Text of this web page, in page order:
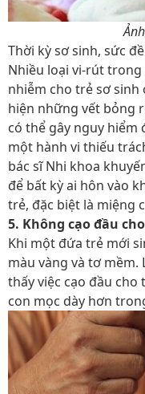
Thời kỳ sơ sinh, sức
Nhiều loại vi-rút
nhiễm cho trẻ sơ sinh
hiện những vết bỏng
có thể gây nguy
một hành vi thiếu
bác sĩ Nhi khoa
để bất kỳ ai hôn vào
trẻ, đặc biệt là miệng
5. Không cạo đầu
Khi một đứa trẻ mới
màu vàng và tơ mềm.
thấy việc cạo đầu
con mọc dày hơn